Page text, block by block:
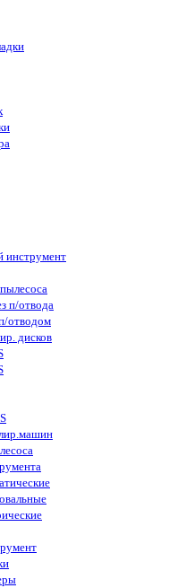
инструмент
п/отвода
отводом
дисков